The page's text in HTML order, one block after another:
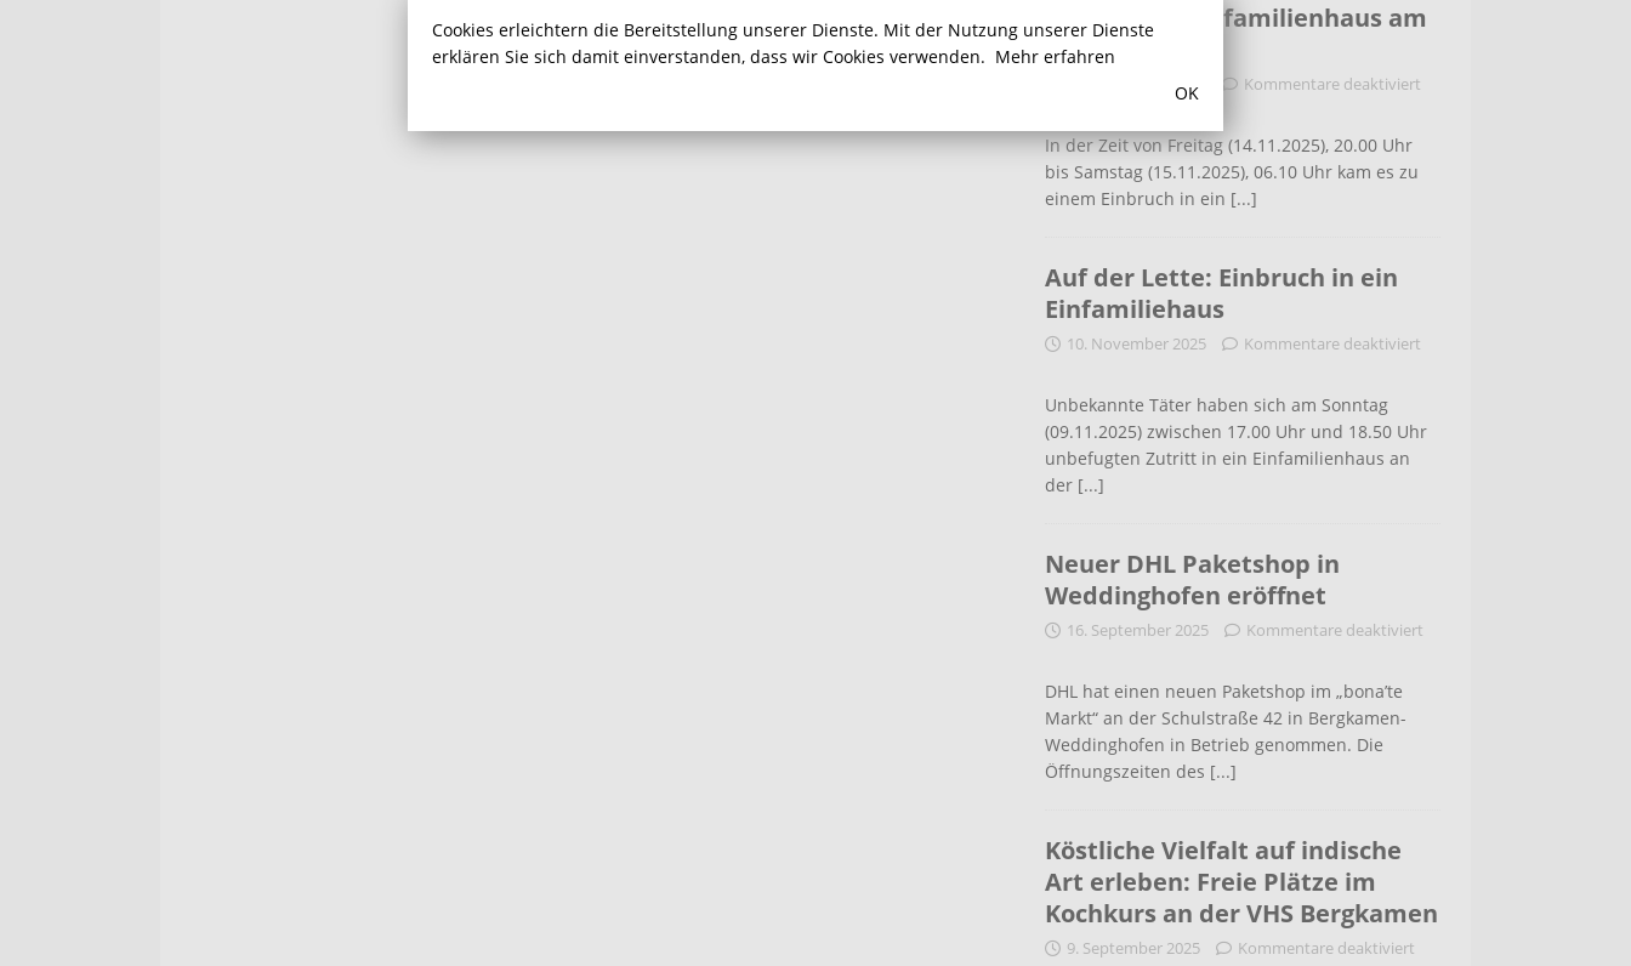
Einbruch in Einfamilienhaus am
Haldenweg
16. November 2025 Kommentare deaktiviert
In der Zeit von Freitag (14.11.2025), 20.00 Uhr
bis Samstag (15.11.2025), 06.10 Uhr kam es zu
einem Einbruch in ein [...]
Auf der Lette: Einbruch in ein
Einfamiliehaus
10. November 2025 Kommentare deaktiviert
Unbekannte Täter haben sich am Sonntag
(09.11.2025) zwischen 17.00 Uhr und 18.50 Uhr
unbefugten Zutritt in ein Einfamilienhaus an
der [...]
Neuer DHL Paketshop in
Weddinghofen eröffnet
16. September 2025 Kommentare deaktiviert
DHL hat einen neuen Paketshop im „bona’te
Markt“ an der Schulstraße 42 in Bergkamen-
Weddinghofen in Betrieb genommen. Die
Öffnungszeiten des [...]
Köstliche Vielfalt auf indische
Art erleben: Freie Plätze im
Kochkurs an der VHS Bergkamen
9. September 2025 Kommentare deaktiviert
Cookies erleichtern die Bereitstellung unserer Dienste. Mit der Nutzung unserer Dienste
erklären Sie sich damit einverstanden, dass wir Cookies verwenden. Mehr erfahren
OK